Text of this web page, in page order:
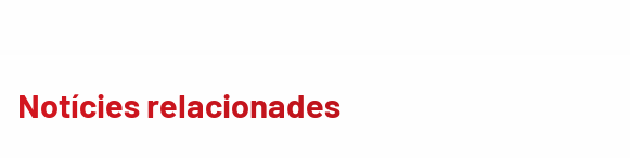
Notícies relacionades